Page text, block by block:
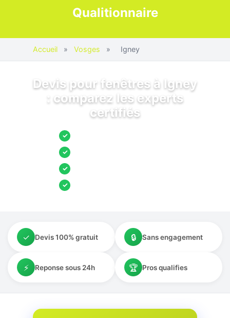
Qualitionnaire
Accueil » Vosges » Igney
Devis pour fenêtres à Igney
: comparez les experts
certifiés
✓
✓
✓
✓
✓ Devis 100% gratuit 🔒 Sans engagement
⚡ Reponse sous 24h 🏆 Pros qualifies